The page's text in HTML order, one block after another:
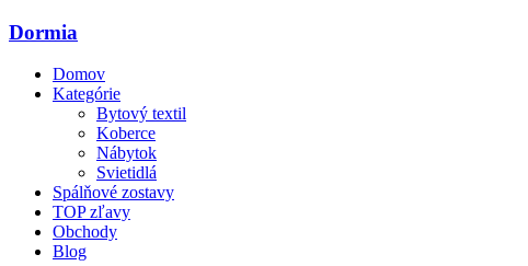
Dormia
Domov
Kategórie
Bytový textil
Koberce
Nábytok
Svietidlá
Spálňové zostavy
TOP zľavy
Obchody
Blog